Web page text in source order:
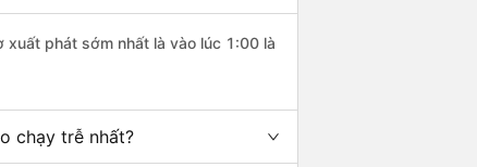
xuất phát sớm nhất là vào lúc 1:00 là
chạy trễ nhất?